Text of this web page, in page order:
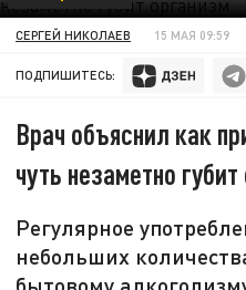
СЕРГЕЙ НИКОЛАЕВ 15 МАЯ 09:59
ПОДПИШИТЕСЬ:
Врач объяснил как
чуть незаметно
Регулярное
небольших
бытовому